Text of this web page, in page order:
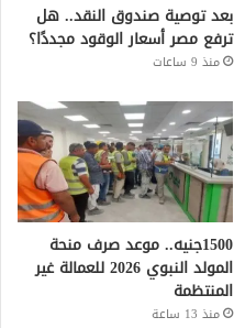
بعد توصية صندوق النقد.. هل
ترفع مصر أسعار الوقود مجددًا؟
منذ 9 ساعات
1500جنيه.. موعد صرف منحة
المولد النبوي 2026 للعمالة غير
المنتظمة
منذ 13 ساعة